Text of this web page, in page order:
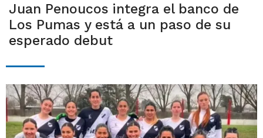
Juan Penoucos integra el banco de
Los Pumas y está a un paso de su
esperado debut